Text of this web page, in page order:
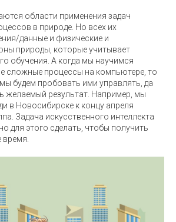
области применения задач
в природе. Но всех их
данные и физические и
природы, которые учитывает
обучения. А когда мы научимся
сложные процессы на компьютере, то
будем пробовать ими управлять, да
желаемый результат. Например, мы
в Новосибирске к концу апреля
Задача искусственного интеллекта
для этого сделать, чтобы получить